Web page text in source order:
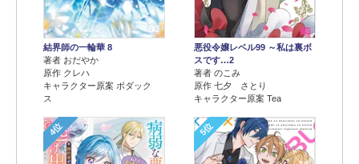
結界師の一輪華 8
著者 おだやか
原作 クレハ
キャラクター原案 ボダック
ス
悪役令嬢レベル99 ～私は裏ボ
スです…2
著者 のこみ
原作 七夕 さとり
キャラクター原案 Tea
4位 5位